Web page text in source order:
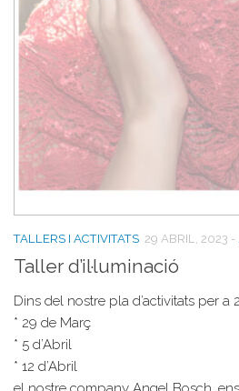
-
TALLERS I ACTIVITATS 29 ABRIL, 2023
Taller d’il·luminació
Dins del nostre pla d’activitats per a
* 29 de Març
* 5 d’Abril
* 12 d’Abril